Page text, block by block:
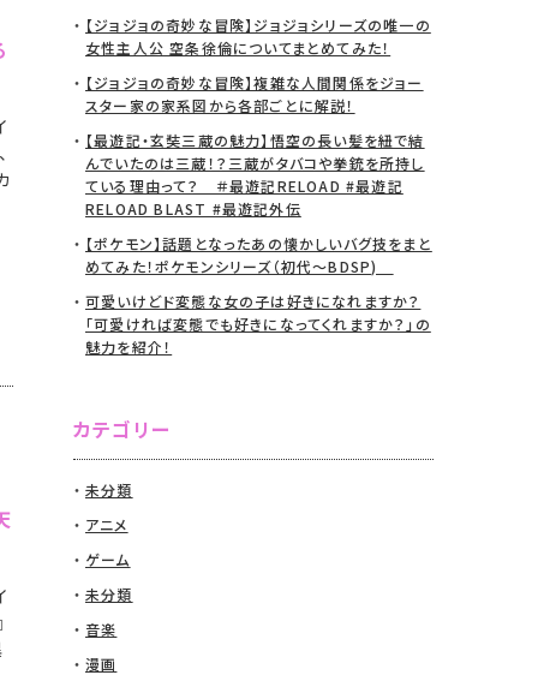
【ジョジョの奇妙な冒険】ジョジョシリーズの唯一の
女性主人公 空条徐倫についてまとめてみた！
【ジョジョの奇妙な冒険】複雑な人間関係をジョー
スター家の家系図から各部ごとに解説！
【最遊記・玄奘三蔵の魅力】悟空の長い髪を紐で結
んでいたのは三蔵！？三蔵がタバコや拳銃を所持し
ている理由って？ ＃最遊記RELOAD #最遊記
RELOAD BLAST #最遊記外伝
【ポケモン】話題となったあの懐かしいバグ技をまと
めてみた！ポケモンシリーズ（初代〜BDSP)
可愛いけどド変態な女の子は好きになれますか？
「可愛ければ変態でも好きになってくれますか？」の
魅力を紹介！
カテゴリー
未分類
アニメ
ゲーム
未分類
音楽
漫画